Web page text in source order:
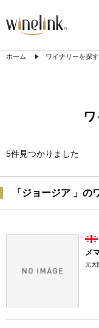
ホーム ワイナリーを探す
5件見つかりました
「ジョージア 」の
メ
元大